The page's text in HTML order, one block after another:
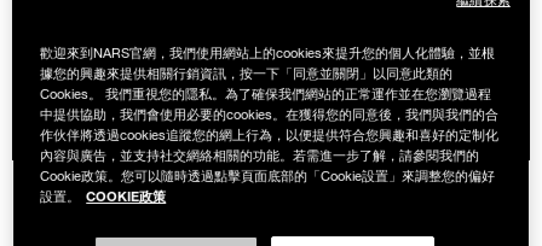
專業彩妝學院
立即預約 NARS 專屬一對一彩妝服務 。專業彩妝師親授
技巧，提供量身打造諮詢建議 ，解鎖完美妝容公式。費
用皆可折抵產品。線上預約您的個人化妝容公式！
選擇最適合你的
歡迎來到NARS官網，我們使用網站上的cookies來提升您的個人化體驗，並根
據您的興趣來提供相關行銷資訊，按一下「同意並關閉」以同意此類的
Cookies。 我們重視您的隱私。為了確保我們網站的正常運作並在您瀏覽過程
中提供協助，我們會使用必要的cookies。在獲得您的同意後，我們與我們的合
作伙伴將透過cookies追蹤您的網上行為，以便提供符合您興趣和喜好的定制化
內容與廣告，並支持社交網絡相關的功能。若需進一步了解，請參閱我們的
Cookie政策。您可以隨時透過點擊頁面底部的「Cookie設置」來調整您的偏好
設置。
COOKIE政策